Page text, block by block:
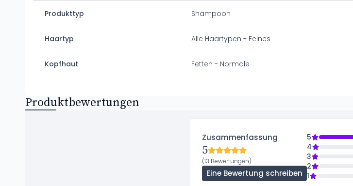
Produkttyp Shampoon
Haartyp Alle Haartypen - Feines
Kopfhaut Fetten - Normale
Produktbewertungen
Zusammenfassung
5
(13 Bewertungen)
Eine Bewertung schreiben
5
4
3
2
1